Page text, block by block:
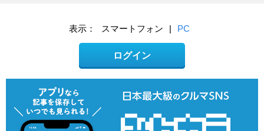
表示： スマートフォン | PC
ログイン